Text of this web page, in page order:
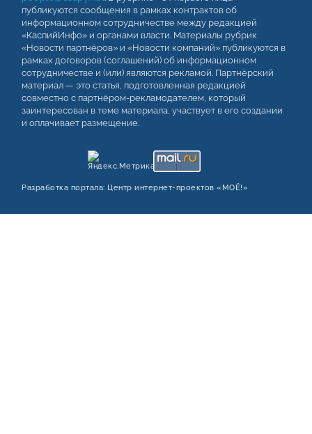
публикуются сообщения в рамках контрактов об
информационном сотрудничестве между редакцией
«КаспийИнфо» и органами власти. Материалы рубрик
«Новости партнёров» и «Новости компаний» публикуются в
рамках договоров (соглашений) об информационном
сотрудничестве и (или) являются рекламой. Партнёрский
материал — это статья, подготовленная редакцией
совместно с партнёром-рекламодателем, который
заинтересован в теме материала, участвует в его создании
и оплачивает размещение.
Разработка портала: Центр интернет‑проектов «МОЁ!»